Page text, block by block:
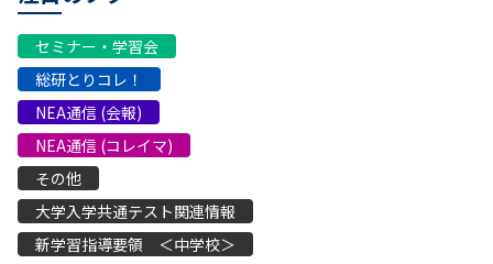
セミナー・学習会
総研とりコレ！
NEA通信 (会報)
NEA通信 (コレイマ)
その他
大学入学共通テスト関連情報
新学習指導要領 ＜中学校＞